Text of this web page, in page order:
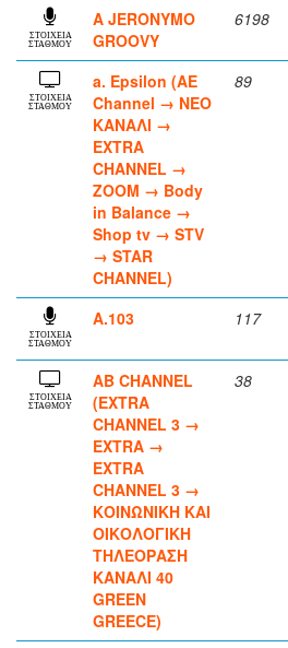
ΣΤΟΙΧΕΙΑ
ΣΤΑΘΜΟΥ
A JERONYMO
GROOVY
6198
ΣΤΟΙΧΕΙΑ
ΣΤΑΘΜΟΥ
a. Epsilon (ΑΕ
Channel → ΝΕΟ
ΚΑΝΑΛΙ →
EXTRA
CHANNEL →
ZOOM → Body
in Balance →
Shop tv → STV
→ STAR
CHANNEL)
89
ΣΤΟΙΧΕΙΑ
ΣΤΑΘΜΟΥ
A.103 117
ΣΤΟΙΧΕΙΑ
ΣΤΑΘΜΟΥ
AB CHANNEL
(EXTRA
CHANNEL 3 →
EXTRA →
EXTRA
CHANNEL 3 →
ΚΟΙΝΩΝΙΚΗ ΚΑΙ
ΟΙΚOΛOΓΙΚΗ
ΤΗΛΕΟΡΑΣΗ
ΚΑΝΑΛΙ 40
GREEN
GREECE)
38